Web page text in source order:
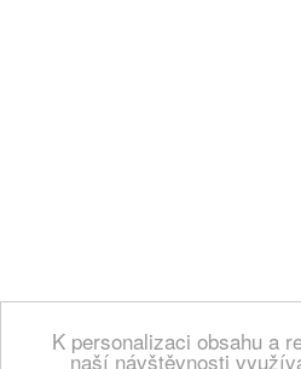
K personalizaci obsahu a
naší návštěvnosti